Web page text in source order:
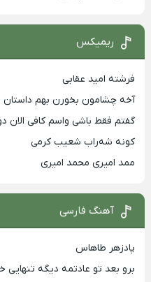
ریمیکس
فرشته امید عقابی
آخه چشامون بخورن بهم داستان
گفتم فقط باشی واسم کافی الان
کونه شه‌راب شعیب کرمی
ممد امیری محمد امیری
آهنگ فارسی
پادزهر طاهاس
برو بعد تو عادتمه دیگه